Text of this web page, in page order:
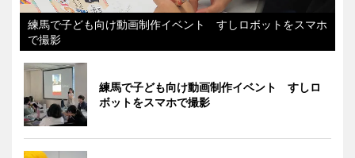
練馬で子ども向け動画制作イベント すしロボットをスマホ
で撮影
練馬で子ども向け動画制作イベント すしロ
ボットをスマホで撮影